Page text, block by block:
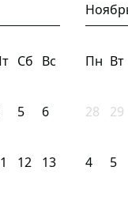
Сб Вс
5 6
12 13
Пн Вт
28 29
4 5